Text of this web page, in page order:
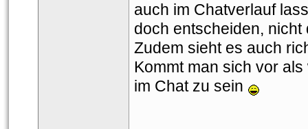
auch im Chatverlauf
doch entscheiden, nicht
Zudem sieht es auch
Kommt man sich vor
im Chat zu sein